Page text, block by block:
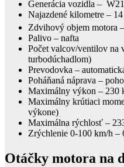
Generácia vozidla –
Najazdené kilometre –
Zdvihový objem motora
Palivo – nafta
Počet valcov/ventilov na
turbodúchadlom)
Prevodovka –
Poháňaná náprava –
Maximálny výkon – 230
Maximálny krútiaci
výkone)
Maximálna rýchlosť –
Zrýchlenie 0-100 km/h –
Otáčky motora na